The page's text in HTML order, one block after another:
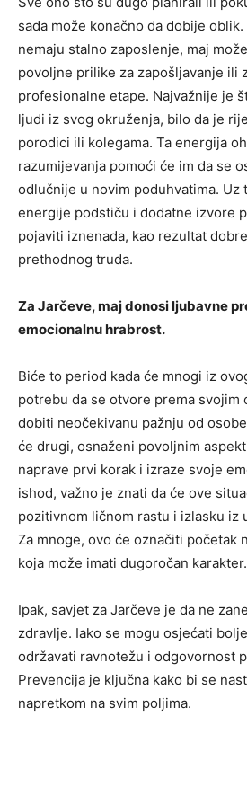
sada može konačno da dobije
nemaju stalno zaposlenje, maj
povoljne prilike za zapošljavanje ili
profesionalne etape. Najvažnije je
ljudi iz svog okruženja, bilo da je
porodici ili kolegama. Ta energija
razumijevanja pomoći će im da se
odlučnije u novim poduhvatima. Uz
energije podstiču i dodatne izvore
pojaviti iznenada, kao rezultat
prethodnog truda.
Za Jarčeve, maj donosi ljubavne
emocionalnu hrabrost.
Biće to period kada će mnogi iz
potrebu da se otvore prema svojim
dobiti neočekivanu pažnju od
će drugi, osnaženi povoljnim
naprave prvi korak i izraze svoje
ishod, važno je znati da će ove
pozitivnom ličnom rastu i izlasku iz
Za mnoge, ovo će označiti početak
koja može imati dugoročan karakter.
Ipak, savjet za Jarčeve je da ne
zdravlje. Iako se mogu osjećati
održavati ravnotežu i odgovornost
Prevencija je ključna kako bi se
napretkom na svim poljima.